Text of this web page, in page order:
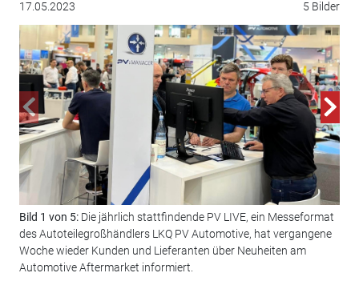
17.05.2023 5 Bilder
Bild 1 von 5: Die jährlich stattfindende PV LIVE, ein Messeformat
des Autoteilegroßhändlers LKQ PV Automotive, hat vergangene
Woche wieder Kunden und Lieferanten über Neuheiten am
Automotive Aftermarket informiert.